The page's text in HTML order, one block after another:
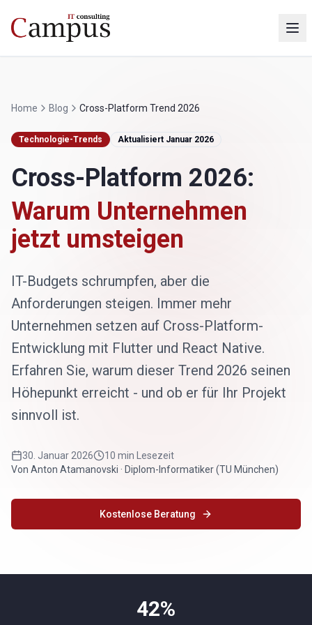
Home Blog Cross-Platform Trend 2026
Technologie-Trends Aktualisiert Januar 2026
Cross-Platform 2026:
Warum Unternehmen
jetzt umsteigen
IT-Budgets schrumpfen, aber die
Anforderungen steigen. Immer mehr
Unternehmen setzen auf Cross-Platform-
Entwicklung mit Flutter und React Native.
Erfahren Sie, warum dieser Trend 2026 seinen
Höhepunkt erreicht - und ob er für Ihr Projekt
sinnvoll ist.
30. Januar 2026
10 min Lesezeit
Von Anton Atamanovski · Diplom-Informatiker (TU München)
Kostenlose Beratung
42%